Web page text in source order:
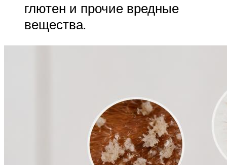
глютен и прочие вредные
вещества.